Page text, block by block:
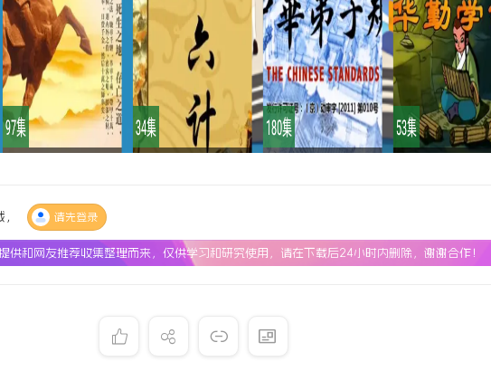
请先登录
供和网友推荐收集整理而来，仅供学习和研究使用，请在下载后24小时内删除，谢谢合作！